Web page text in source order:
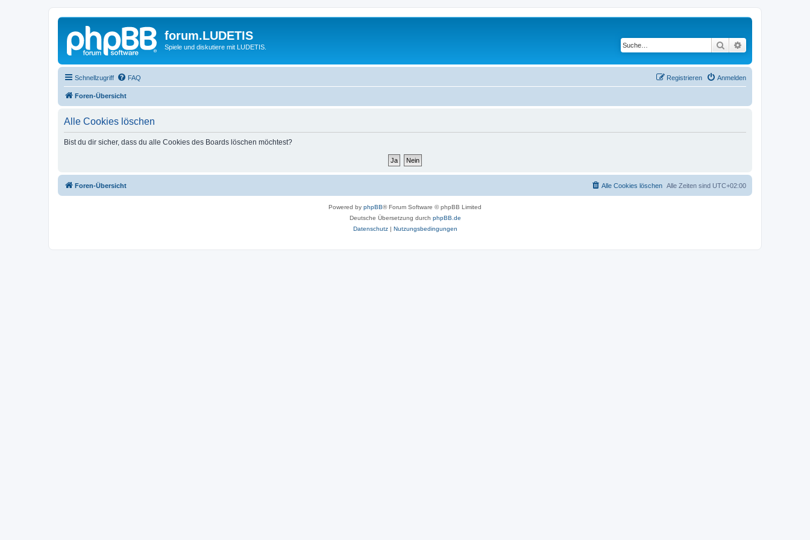
forum.LUDETIS
Spiele und diskutiere mit LUDETIS. Suche
Schnellzugriff FAQ Anmelden
Registrieren
Foren-Übersicht
Alle Cookies löschen
Bist du dir sicher, dass du alle Cookies des Boards löschen möchtest?
Foren-Übersicht Alle Zeiten sind UTC+02:00
Alle Cookies löschen
Powered by phpBB® Forum Software © phpBB Limited
Deutsche Übersetzung durch phpBB.de
Datenschutz| Nutzungsbedingungen